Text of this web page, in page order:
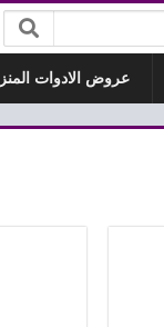
عروض الادوات